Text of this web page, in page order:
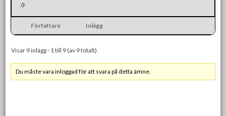
/J
Författare Inlägg
Visar 9 inlägg - 1 till 9 (av 9 totalt)
Du måste vara inloggad för att svara på detta ämne.